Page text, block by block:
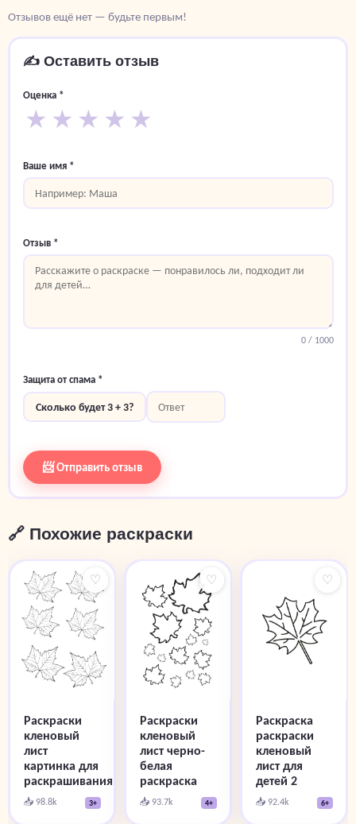
Отзывов ещё нет — будьте первым!
✍️ Оставить отзыв
Оценка *
★ ★ ★ ★ ★
Ваше имя *
Отзыв *
0/ 1000
Защита от спама *
Сколько будет 3 + 3?
📨 Отправить отзыв
🔗 Похожие раскраски
♡
Раскраски
кленовый
лист
картинка для
раскрашивания
📥 98.8k 3+
♡
Раскраски
кленовый
лист черно-
белая
раскраска
📥 93.7k 4+
♡
Раскраска
раскраски
кленовый
лист для
детей 2
📥 92.4k 6+